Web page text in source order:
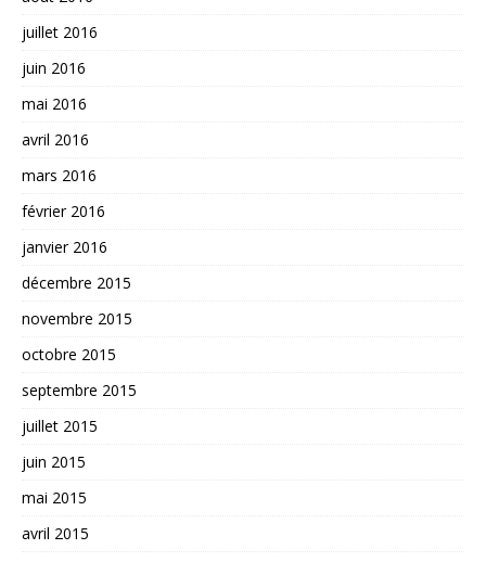
juillet 2016
juin 2016
mai 2016
avril 2016
mars 2016
février 2016
janvier 2016
décembre 2015
novembre 2015
octobre 2015
septembre 2015
juillet 2015
juin 2015
mai 2015
avril 2015